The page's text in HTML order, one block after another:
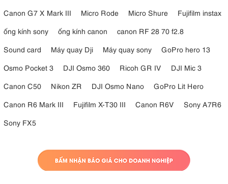
Canon G7 X Mark III
Micro Rode Micro Shure
Fujifilm instax
ống kính sony
ống kính canon
canon RF 28 70 f2.8
Sound card
Máy quay Dji Máy quay sony
GoPro hero 13
Osmo Pocket 3
DJI Osmo 360 Ricoh GR IV
DJI Mic 3
Canon C50
Nikon ZR DJI Osmo Nano
GoPro Lit Hero
Canon R6 Mark III
Fujifilm X-T30 III Canon R6V
Sony A7R6
Sony FX5